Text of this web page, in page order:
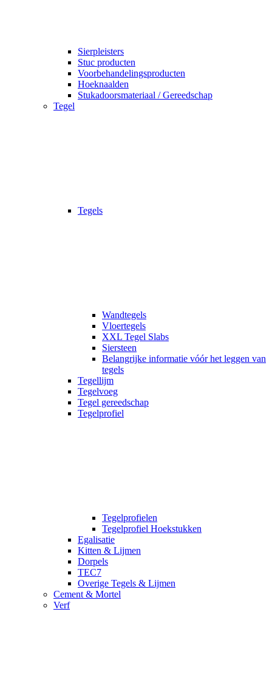
Sierpleisters
Stuc producten
Voorbehandelingsproducten
Hoeknaalden
Stukadoorsmateriaal / Gereedschap
Tegel
Tegels
Wandtegels
Vloertegels
XXL Tegel Slabs
Siersteen
Belangrijke informatie vóór het leggen van
tegels
Tegellijm
Tegelvoeg
Tegel gereedschap
Tegelprofiel
Tegelprofielen
Tegelprofiel Hoekstukken
Egalisatie
Kitten & Lijmen
Dorpels
TEC7
Overige Tegels & Lijmen
Cement & Mortel
Verf